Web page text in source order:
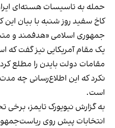
حمله به تاسیسات هسته‌ای
کاخ سفید روز شنبه با بیان
جمهوری اسلامی «هدفمند و
یک مقام آمریکایی نیز گفت که
مقامات دولت بایدن را مطلع
نکرد که این اطلاع‌رسانی چه
است.
به گزارش نیویورک تایمز، برخی
انتخابات پیش روی